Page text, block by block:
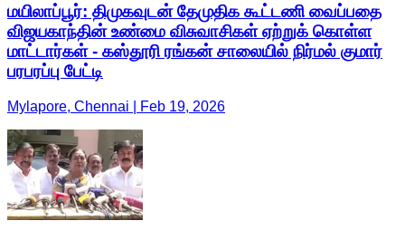
மயிலாப்பூர்: திமுகவுடன் தேமுதிக கூட்டணி வைப்பதை
விஜயகாந்தின் உண்மை விசுவாசிகள் ஏற்றுக் கொள்ள
மாட்டார்கள் - கஸ்தூரி ரங்கன் சாலையில் நிர்மல் குமார்
பரபரப்பு பேட்டி
Mylapore, Chennai | Feb 19, 2026